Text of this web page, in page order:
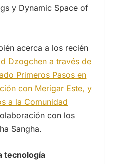
y Dynamic Space of
acerca a los recién
Dzogchen a través de
Primeros Pasos en
con Merigar Este, y
a la Comunidad
con los
Sangha.
tecnología